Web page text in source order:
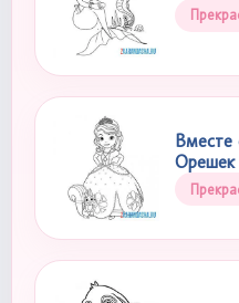
Вместе
Орешек